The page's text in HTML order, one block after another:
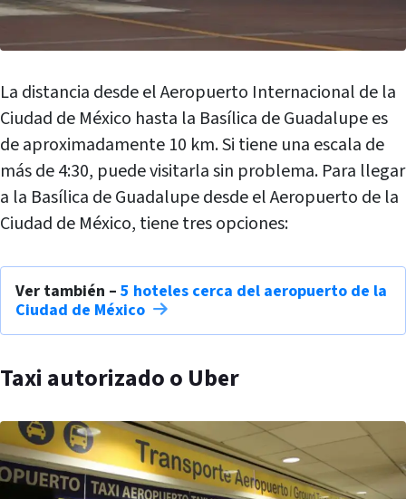
La distancia desde el Aeropuerto Internacional de la
Ciudad de México hasta la Basílica de Guadalupe es
de aproximadamente 10 km. Si tiene una escala de
más de 4:30, puede visitarla sin problema. Para llegar
a la Basílica de Guadalupe desde el Aeropuerto de la
Ciudad de México, tiene tres opciones:
Ver también – 5 hoteles cerca del aeropuerto de la
Ciudad de México
Taxi autorizado o Uber